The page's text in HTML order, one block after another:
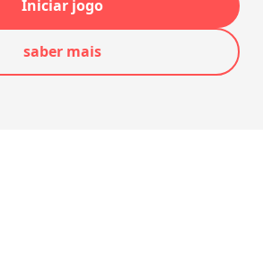
Iniciar jogo
saber mais